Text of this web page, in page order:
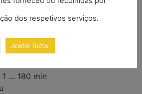
20 g
amostra: 360 cm³
ajustável: 105 … 360
… 180 min
dos respetivos serviços.
Aceitar Todos